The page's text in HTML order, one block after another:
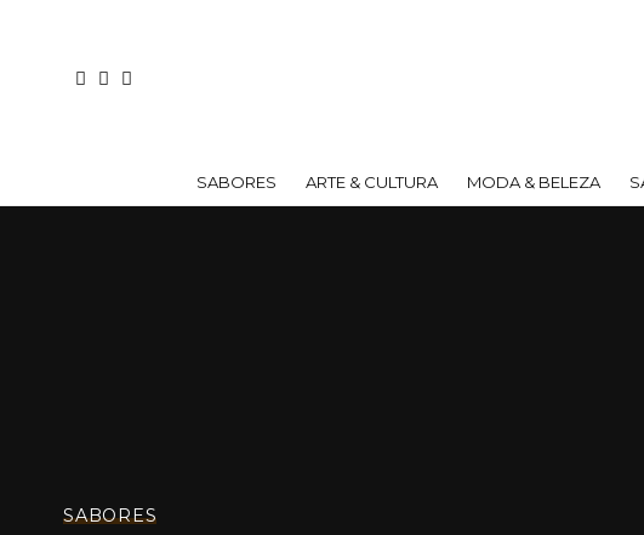
SABORES ARTE & CULTURA MODA & BELEZA
SABORES